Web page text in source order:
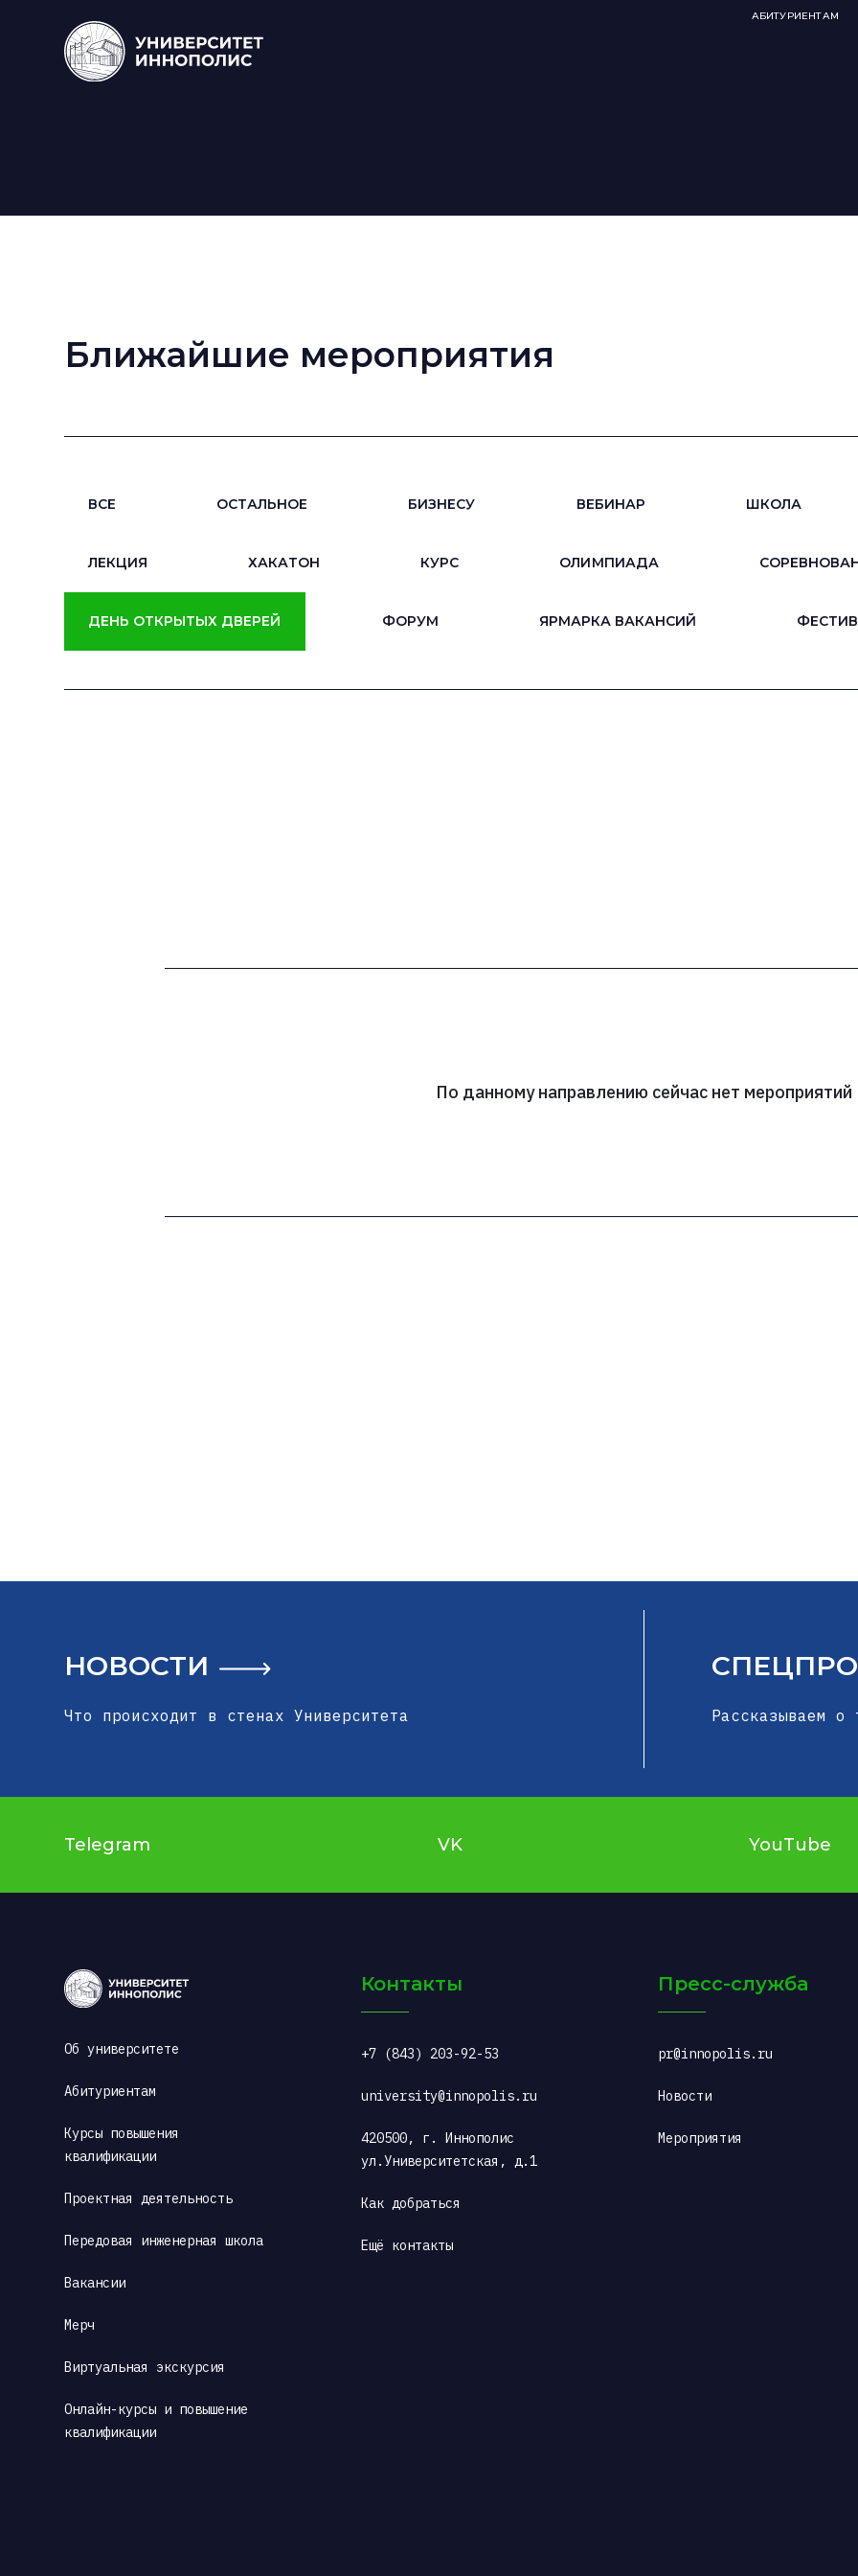
Ближайшие мероприятия
ВСЕ ОСТАЛЬНОЕ БИЗНЕСУ ВЕБИНАР ШКОЛА
ЛЕКЦИЯ ХАКАТОН КУРС ОЛИМПИАДА
ДЕНЬ ОТКРЫТЫХ ДВЕРЕЙ ФОРУМ ЯРМАРКА ВАКАНСИЙ
По данному направлению сейчас нет мероприятий
НОВОСТИ
Что происходит в стенах Университета Рассказываем о
АБИТУРИЕНТАМ
Telegram VK YouTube
Об университете
Абитуриентам
Курсы повышения
квалификации
Проектная деятельность
Передовая инженерная школа
Вакансии
Мерч
Виртуальная экскурсия
Онлайн-курсы и повышение
квалификации
Контакты
+7 (843) 203-92-53
university@innopolis.ru
420500, г. Иннополис
ул.Университетская, д.1
Как добраться
Ещё контакты
Пресс-служба
pr@innopolis.ru
Новости
Мероприятия